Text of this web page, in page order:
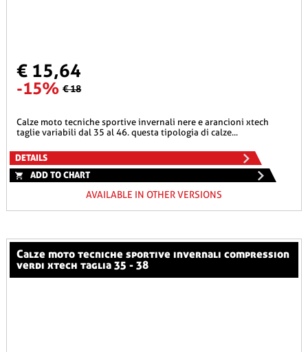
€ 15,64
-15% € 18
calze moto tecniche sportive invernali nere e arancioni xtech
taglie variabili dal 35 al 46. questa tipologia di calze...
DETAILS
ADD TO CHART
AVAILABLE IN OTHER VERSIONS
calze moto tecniche sportive invernali compression
verdi xtech taglia 35 - 38